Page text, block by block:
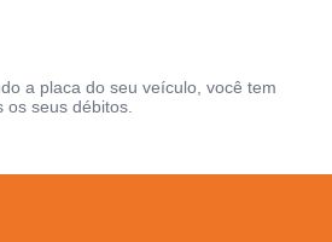
a placa do seu veículo, você tem
os seus débitos.